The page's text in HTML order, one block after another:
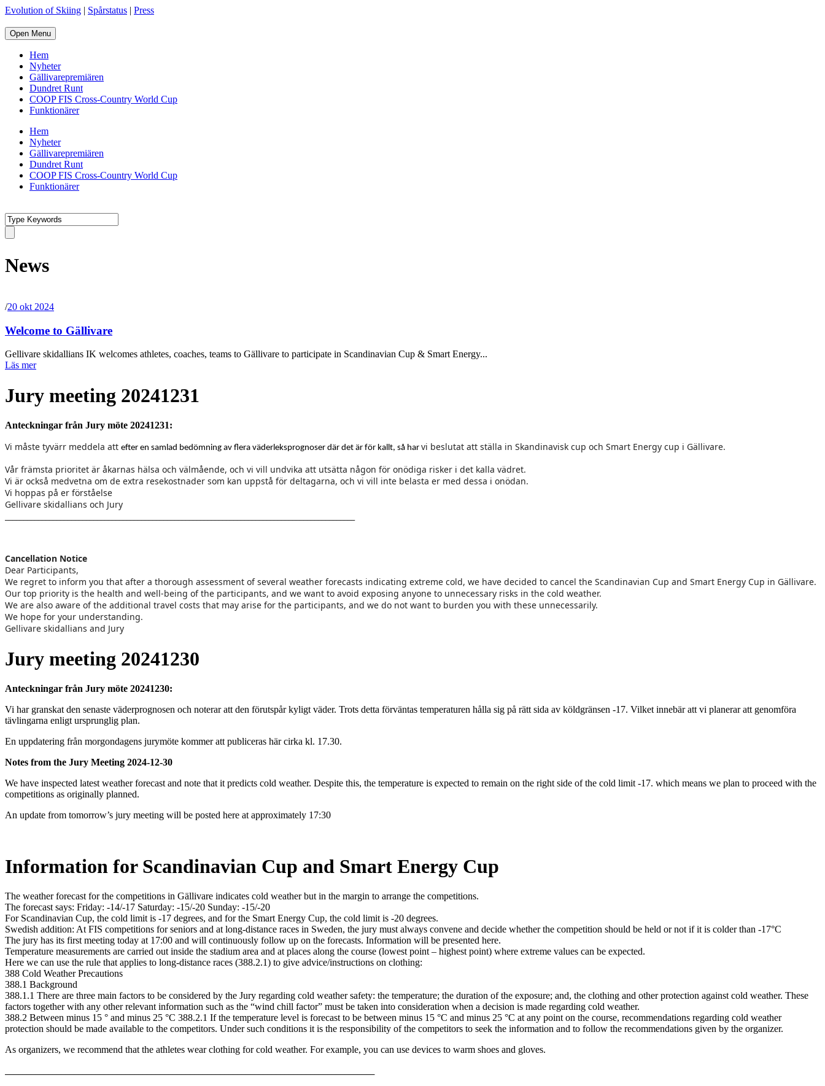
Evolution of Skiing | Spårstatus | Press
Open Menu
Hem
Nyheter
Gällivarepremiären
Dundret Runt
COOP FIS Cross-Country World Cup
Funktionärer
Hem
Nyheter
Gällivarepremiären
Dundret Runt
COOP FIS Cross-Country World Cup
Funktionärer
News
/20 okt 2024
Welcome to Gällivare
Gellivare skidallians IK welcomes athletes, coaches, teams to Gällivare to participate in Scandinavian Cup & Smart Energy...
Läs mer
Jury meeting 20241231
Anteckningar från Jury möte 20241231:
Vi måste tyvärr meddela att efter en samlad bedömning av flera väderleksprognoser där det är för kallt, så har vi beslutat att ställa in Skandinavisk cup och Smart Energy cup i Gällivare.
Vår främsta prioritet är åkarnas hälsa och välmående, och vi vill undvika att utsätta någon för onödiga risker i det kalla vädret.
Vi är också medvetna om de extra resekostnader som kan uppstå för deltagarna, och vi vill inte belasta er med dessa i onödan.
Vi hoppas på er förståelse
Gellivare skidallians och Jury
Cancellation Notice
Dear Participants,
We regret to inform you that after a thorough assessment of several weather forecasts indicating extreme cold, we have decided to cancel the Scandinavian Cup and Smart Energy Cup in Gällivare.
Our top priority is the health and well-being of the participants, and we want to avoid exposing anyone to unnecessary risks in the cold weather.
We are also aware of the additional travel costs that may arise for the participants, and we do not want to burden you with these unnecessarily.
We hope for your understanding.
Gellivare skidallians and Jury
Jury meeting 20241230
Anteckningar från Jury möte 20241230:
Vi har granskat den senaste väderprognosen och noterar att den förutspår kyligt väder. Trots detta förväntas temperaturen hålla sig på rätt sida av köldgränsen -17. Vilket innebär att vi planerar att genomföra
tävlingarna enligt ursprunglig plan.
En uppdatering från morgondagens jurymöte kommer att publiceras här cirka kl. 17.30.
Notes from the Jury Meeting 2024-12-30
We have inspected latest weather forecast and note that it predicts cold weather. Despite this, the temperature is expected to remain on the right side of the cold limit -17. which means we plan to proceed with the
competitions as originally planned.
An update from tomorrow’s jury meeting will be posted here at approximately 17:30
Information for Scandinavian Cup and Smart Energy Cup
The weather forecast for the competitions in Gällivare indicates cold weather but in the margin to arrange the competitions.
The forecast says: Friday: -14/-17 Saturday: -15/-20 Sunday: -15/-20
For Scandinavian Cup, the cold limit is -17 degrees, and for the Smart Energy Cup, the cold limit is -20 degrees.
Swedish addition: At FIS competitions for seniors and at long-distance races in Sweden, the jury must always convene and decide whether the competition should be held or not if it is colder than -17°C
The jury has its first meeting today at 17:00 and will continuously follow up on the forecasts. Information will be presented here.
Temperature measurements are carried out inside the stadium area and at places along the course (lowest point – highest point) where extreme values can be expected.
Here we can use the rule that applies to long-distance races (388.2.1) to give advice/instructions on clothing:
388 Cold Weather Precautions
388.1 Background
388.1.1 There are three main factors to be considered by the Jury regarding cold weather safety: the temperature; the duration of the exposure; and, the clothing and other protection against cold weather. These
factors together with any other relevant information such as the “wind chill factor” must be taken into consideration when a decision is made regarding cold weather.
388.2 Between minus 15 ° and minus 25 °C 388.2.1 If the temperature level is forecast to be between minus 15 °C and minus 25 °C at any point on the course, recommendations regarding cold weather
protection should be made available to the competitors. Under such conditions it is the responsibility of the competitors to seek the information and to follow the recommendations given by the organizer.
As organizers, we recommend that the athletes wear clothing for cold weather. For example, you can use devices to warm shoes and gloves.